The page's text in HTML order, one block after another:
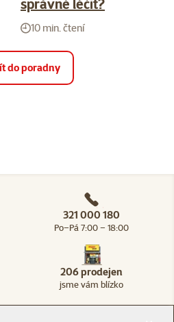
10 min. čtení
do poradny
321 000 180
Po–Pá 7:00 – 18:00
206 prodejen
jsme vám blízko